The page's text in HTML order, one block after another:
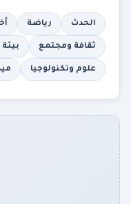
الحدث رياضة
ثقافة ومجتمع
علوم وتكنولوجيا